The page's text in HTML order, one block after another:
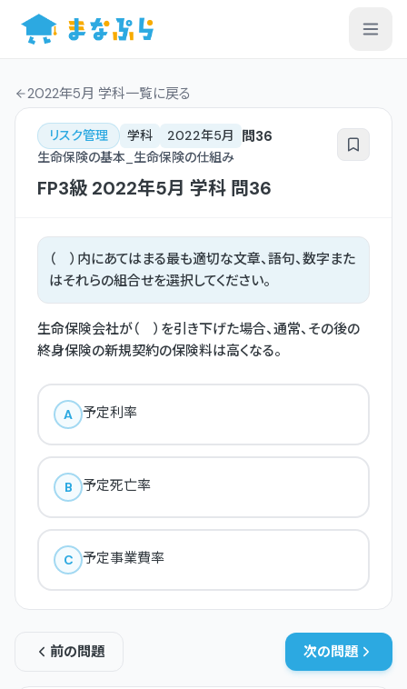
2022年5月 学科一覧に戻る
リスク管理 学科 2022年5月 問36
生命保険の基本_生命保険の仕組み
FP3級 2022年5月 学科 問36
（ ）内にあてはまる最も適切な文章、語句、数字また
はそれらの組合せを選択してください。
生命保険会社が（ ）を引き下げた場合、通常、その後の
終身保険の新規契約の保険料は高くなる。
A 予定利率
B 予定死亡率
C 予定事業費率
前の問題 次の問題